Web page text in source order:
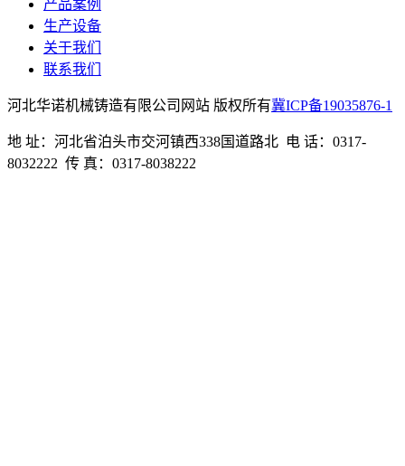
产品案例
生产设备
关于我们
联系我们
河北华诺机械铸造有限公司网站 版权所有冀ICP备19035876-1
地 址：河北省泊头市交河镇西338国道路北 电 话：0317-
8032222 传 真：0317-8038222